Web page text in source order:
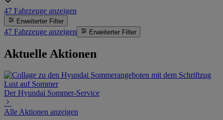
47 Fahrzeuge anzeigen
Erweiterter Filter
47 Fahrzeuge anzeigen Erweiterter Filter
Aktuelle Aktionen
Der Hyundai Sommer-Service
Alle Aktionen anzeigen